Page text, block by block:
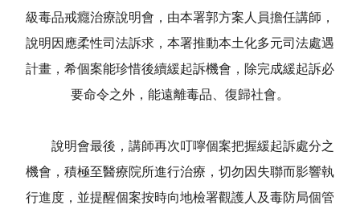
級毒品戒癮治療說明會，由本署郭方案人員擔任講師，
說明因應柔性司法訴求，本署推動本土化多元司法處遇
計畫，希個案能珍惜後續緩起訴機會，除完成緩起訴必
要命令之外，能遠離毒品、復歸社會。
說明會最後，講師再次叮嚀個案把握緩起訴處分之
機會，積極至醫療院所進行治療，切勿因失聯而影響執
行進度，並提醒個案按時向地檢署觀護人及毒防局個管